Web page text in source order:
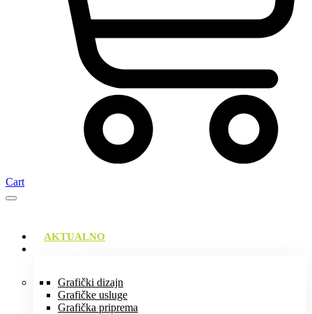
Cart
AKTUALNO
Grafički dizajn
Grafičke usluge
Grafička priprema